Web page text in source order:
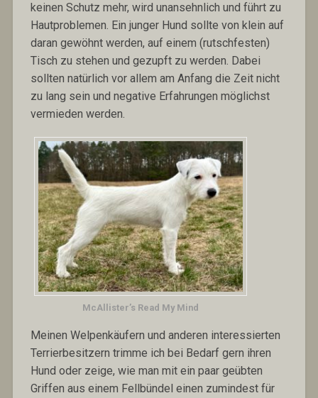
keinen Schutz mehr, wird unansehnlich und führt zu
Hautproblemen. Ein junger Hund sollte von klein auf
daran gewöhnt werden, auf einem (rutschfesten)
Tisch zu stehen und gezupft zu werden. Dabei
sollten natürlich vor allem am Anfang die Zeit nicht
zu lang sein und negative Erfahrungen möglichst
vermieden werden.
McAllister’s Read My Mind
Meinen Welpenkäufern und anderen interessierten
Terrierbesitzern trimme ich bei Bedarf gern ihren
Hund oder zeige, wie man mit ein paar geübten
Griffen aus einem Fellbündel einen zumindest für